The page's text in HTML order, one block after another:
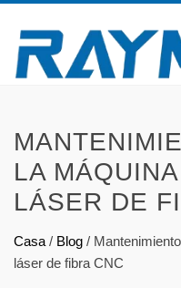
LA
LÁSER DE
Casa / Blog /
láser de fibra CNC